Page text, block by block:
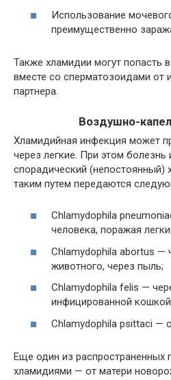
Использование
преимущественно
Также хламидии могут попасть
вместе со сперматозоидами от
партнера.
Воздушно-
Хламидийная инфекция может
через легкие. При этом
спорадический (непостоянный)
таким путем передаются
Chlamydophila
человека, поражая
Chlamydophila abortus —
животного, через пыль;
Chlamydophila felis —
инфицированной
Chlamydophila psittaci —
Еще один из распространенных
хламидиями — от матери